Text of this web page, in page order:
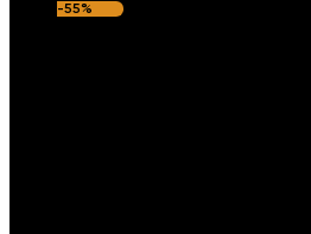
-55%